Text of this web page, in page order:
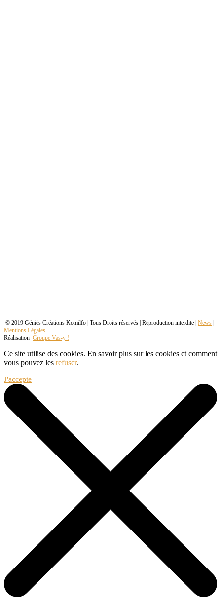
© 2019 Géniès Créations Komilfo | Tous Droits réservés | Reproduction interdite | News |
Mentions Légales
Réalisation Groupe Vas-y !
Ce site utilise des cookies. En savoir plus sur les cookies et comment
vous pouvez les refuser.
J'accepte